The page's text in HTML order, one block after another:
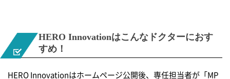
HERO Innovationはこんなドクターにおす
すめ！
HERO Innovationはホームページ公開後、専任担当者が「MP